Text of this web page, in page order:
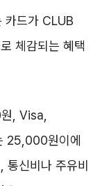
카드가 CLUB
체감되는 혜택
, Visa,
원이에
신비나 주유비